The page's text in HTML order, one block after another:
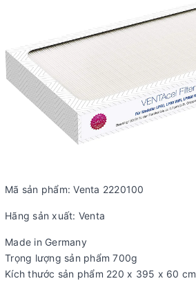
Mã sản phẩm: Venta 2220100
Hãng sản xuất: Venta
Made in Germany
Trọng lượng sản phẩm 700g
Kích thước sản phẩm 220 x 395 x 60 cm